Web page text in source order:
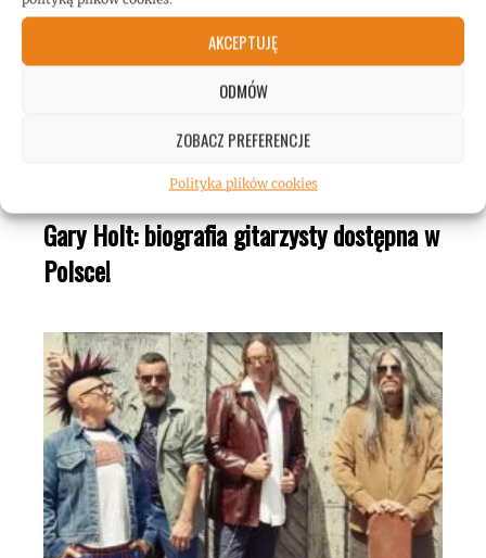
AKCEPTUJĘ
ODMÓW
ZOBACZ PREFERENCJE
Polityka plików cookies
Gary Holt: biografia gitarzysty dostępna w
Polsce!